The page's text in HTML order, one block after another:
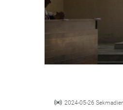
2024-05-26